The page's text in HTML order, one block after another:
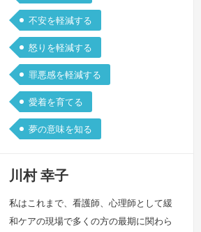
不安を軽減する
怒りを軽減する
罪悪感を軽減する
愛着を育てる
夢の意味を知る
川村 幸子
私はこれまで、看護師、心理師として緩
和ケアの現場で多くの方の最期に関わら